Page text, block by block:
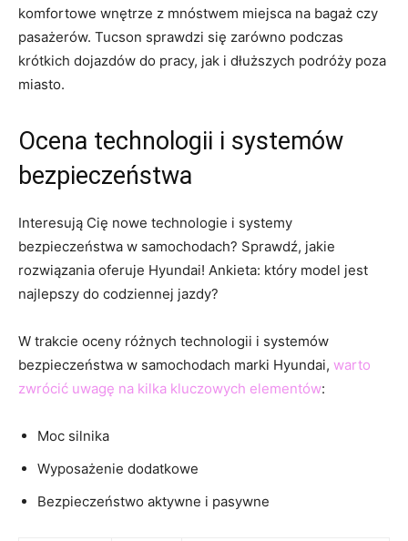
komfortowe wnętrze z mnóstwem miejsca na bagaż czy
‍pasażerów.‍ Tucson sprawdzi się ⁢zarówno podczas
krótkich dojazdów do pracy, jak i dłuższych podróży poza
miasto.
Ocena technologii i systemów‍
bezpieczeństwa
Interesują Cię nowe technologie i systemy
bezpieczeństwa w samochodach? Sprawdź, jakie
rozwiązania oferuje Hyundai! Ankieta: który model ‍jest ​
najlepszy do codziennej jazdy?
W trakcie⁢ oceny różnych technologii i systemów
bezpieczeństwa w​ samochodach marki ⁤Hyundai, warto
zwrócić uwagę na kilka kluczowych elementów:
Moc silnika
Wyposażenie dodatkowe
Bezpieczeństwo aktywne i pasywne